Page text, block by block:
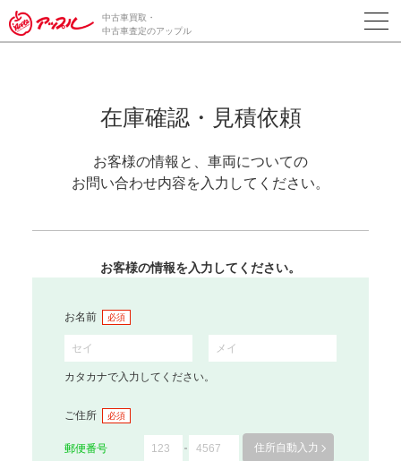
中古車買取・
中古車査定のアップル
在庫確認・見積依頼
お客様の情報と、車両についての
お問い合わせ内容を入力してください。
お客様の情報を入力してください。
お名前 必須
カタカナで入力してください。
ご住所 必須
郵便番号 住所自動入力